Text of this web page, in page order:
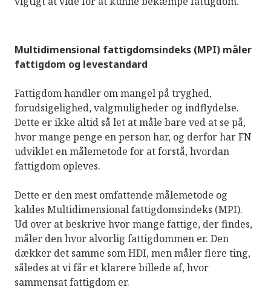
Multidimensional fattigdomsindeks (MPI) måler
fattigdom og levestandard
Fattigdom handler om mangel på tryghed,
forudsigelighed, valgmuligheder og indflydelse.
Dette er ikke altid så let at måle bare ved at se på,
hvor mange penge en person har, og derfor har FN
udviklet en målemetode for at forstå, hvordan
fattigdom opleves.
Dette er den mest omfattende målemetode og
kaldes Multidimensional fattigdomsindeks (MPI).
Ud over at beskrive hvor mange fattige, der findes,
måler den hvor alvorlig fattigdommen er. Den
dækker det samme som HDI, men måler flere ting,
således at vi får et klarere billede af, hvor
sammensat fattigdom er.